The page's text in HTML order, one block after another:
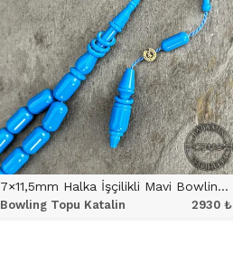
7×11,5mm Halka İşçilikli Mavi Bowling Topu Katalin Tesbih
Bowling Topu Katalin 2930 ₺